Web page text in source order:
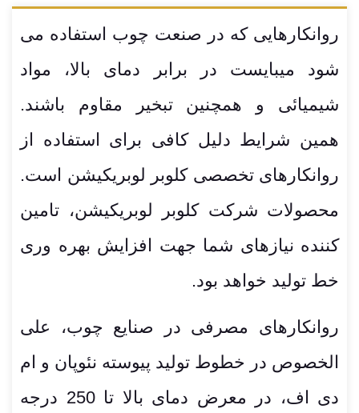
روانکارهایی که در صنعت چوب استفاده می
شود میبایست در برابر دمای بالا، مواد
شیمیائی و همچنین تبخیر مقاوم باشند.
همین شرایط دلیل کافی برای استفاده از
روانکارهای تخصصی کلوبر لوبریکیشن است.
محصولات شرکت کلوبر لوبریکیشن، تامین
کننده نیازهای شما جهت افزایش بهره وری
خط تولید خواهد بود.
روانکارهای مصرفی در صنایع چوب، علی
الخصوص در خطوط تولید پیوسته نئوپان و ام
دی اف، در معرض دمای بالا تا 250 درجه